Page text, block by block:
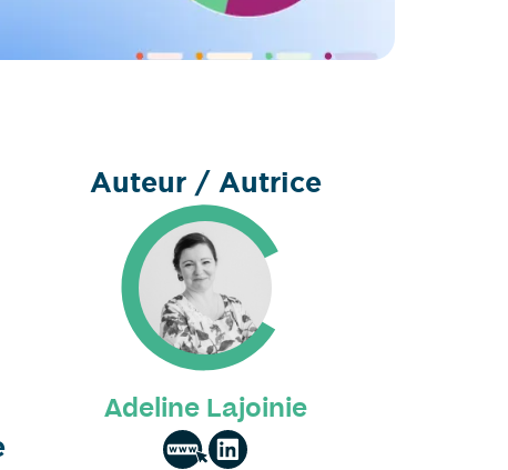
Auteur / Autrice
Adeline Lajoinie